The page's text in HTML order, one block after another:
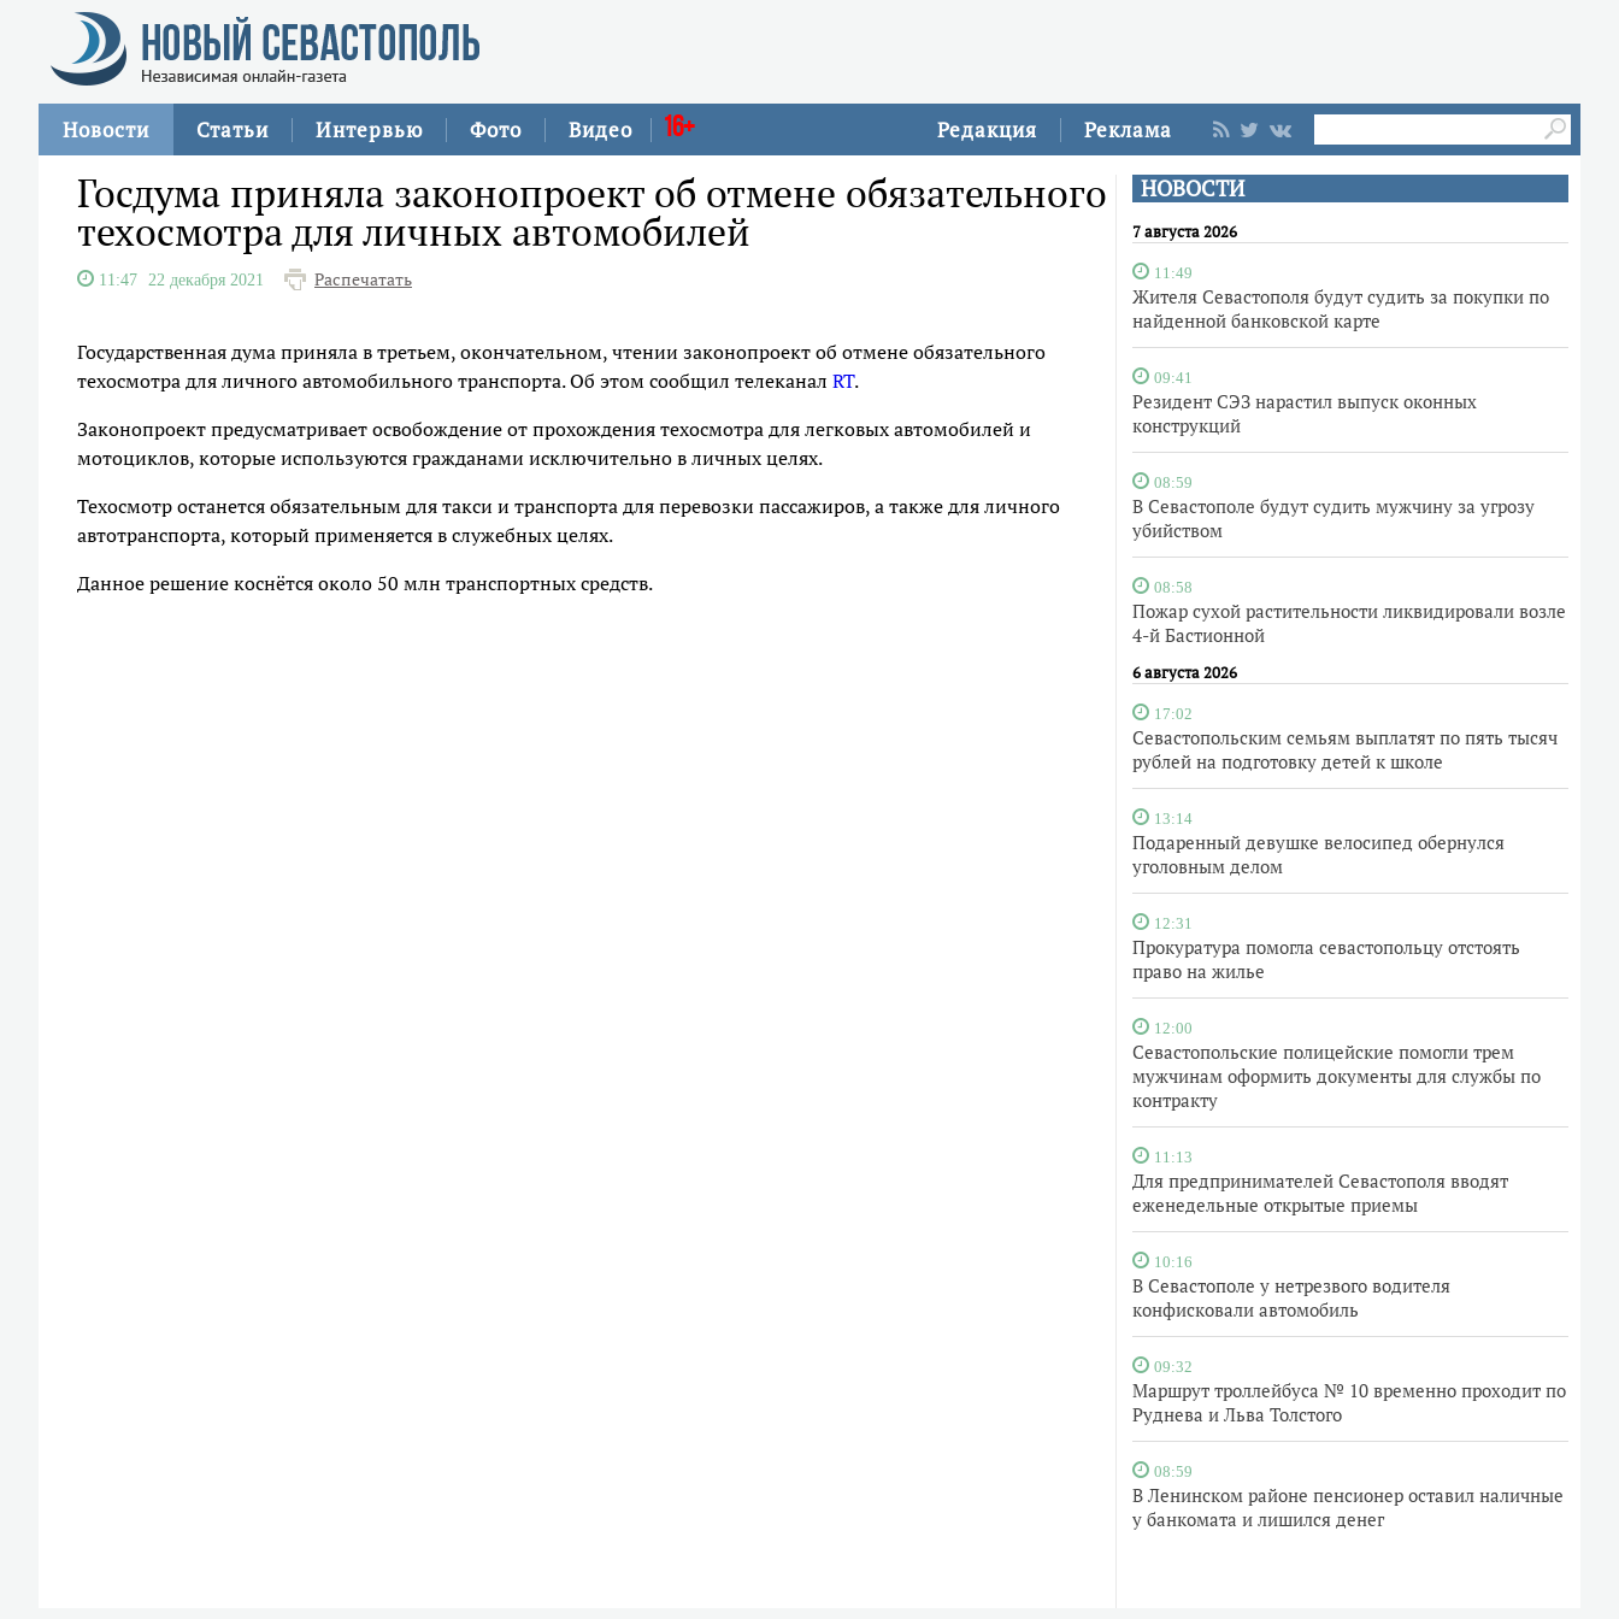
Редакция Реклама
Новости Статьи Интервью Фото Видео 16+
НОВОСТИ
7 августа 2026
11:49
Жителя Севастополя будут судить за покупки по
найденной банковской карте
09:41
Резидент СЭЗ нарастил выпуск оконных
конструкций
08:59
В Севастополе будут судить мужчину за угрозу
убийством
08:58
Пожар сухой растительности ликвидировали возле
4-й Бастионной
6 августа 2026
17:02
Севастопольским семьям выплатят по пять тысяч
рублей на подготовку детей к школе
13:14
Подаренный девушке велосипед обернулся
уголовным делом
12:31
Прокуратура помогла севастопольцу отстоять
право на жилье
12:00
Севастопольские полицейские помогли трем
мужчинам оформить документы для службы по
контракту
11:13
Для предпринимателей Севастополя вводят
еженедельные открытые приемы
10:16
В Севастополе у нетрезвого водителя
конфисковали автомобиль
09:32
Маршрут троллейбуса № 10 временно проходит по
Руднева и Льва Толстого
08:59
В Ленинском районе пенсионер оставил наличные
у банкомата и лишился денег
Госдума приняла законопроект об отмене обязательного
техосмотра для личных автомобилей
11:47 22 декабря 2021 Распечатать
Государственная дума приняла в третьем, окончательном, чтении законопроект об отмене обязательного
техосмотра для личного автомобильного транспорта. Об этом сообщил телеканал RT.
Законопроект предусматривает освобождение от прохождения техосмотра для легковых автомобилей и
мотоциклов, которые используются гражданами исключительно в личных целях.
Техосмотр останется обязательным для такси и транспорта для перевозки пассажиров, а также для личного
автотранспорта, который применяется в служебных целях.
Данное решение коснётся около 50 млн транспортных средств.